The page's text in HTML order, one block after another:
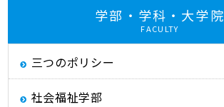
学部・学科・大学院
FACULTY
三つのポリシー
社会福祉学部